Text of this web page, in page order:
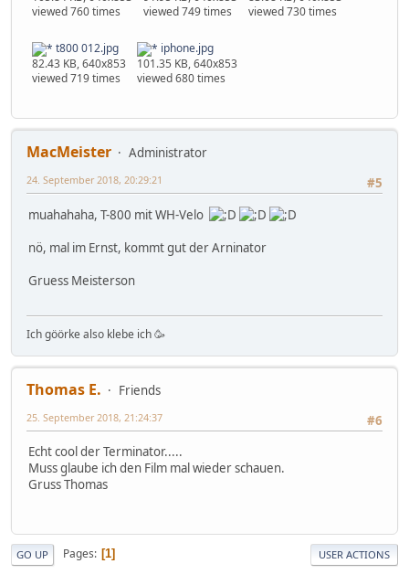
viewed 760 times
viewed 749 times
viewed 730 times
t800 012.jpg
82.43 KB, 640x853
viewed 719 times
iphone.jpg
101.35 KB, 640x853
viewed 680 times
MacMeister
Administrator
#5
24. September 2018, 20:29:21
muahahaha, T-800 mit WH-Velo
nö, mal im Ernst, kommt gut der Arninator
Gruess Meisterson
Ich göörke also klebe ich 🥳
Thomas E.
Friends
#6
25. September 2018, 21:24:37
Echt cool der Terminator.....
Muss glaube ich den Film mal wieder schauen.
Gruss Thomas
GO UP Pages 1 USER ACTIONS